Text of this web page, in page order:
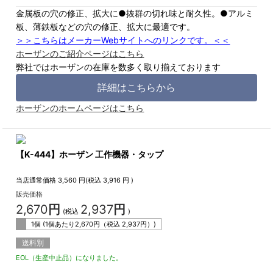
金属板の穴の修正、拡大に●抜群の切れ味と耐久性。●アルミ
板、薄鉄板などの穴の修正、拡大に最適です。
＞＞こちらはメーカーWebサイトへのリンクです。＜＜
ホーザンのご紹介ページはこちら
弊社ではホーザンの在庫を数多く取り揃えております
詳細はこちらから
ホーザンのホームページはこちら
【K-444】ホーザン 工作機器・タップ
当店通常価格 3,560 円(税込 3,916 円 )
販売価格
2,670 円 (税込 2,937円 )
1個 (1個あたり2,670円（税込2,937円）)
送料別
EOL（生産中止品）になりました。